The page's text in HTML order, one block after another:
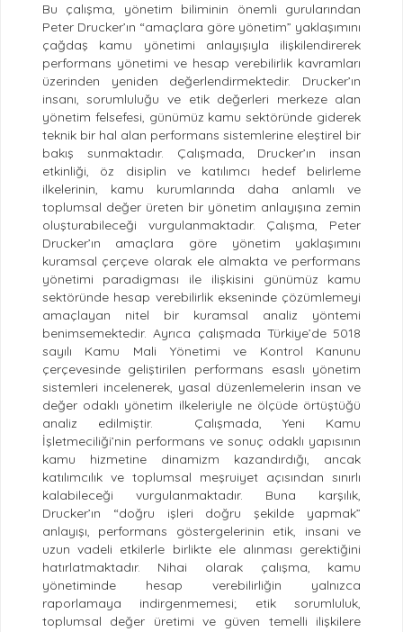
Bu çalışma, yönetim biliminin önemli gurularından
Peter Drucker’ın “amaçlara göre yönetim” yaklaşımını
çağdaş kamu yönetimi anlayışıyla ilişkilendirerek
performans yönetimi ve hesap verebilirlik kavramları
üzerinden yeniden değerlendirmektedir. Drucker’ın
insanı, sorumluluğu ve etik değerleri merkeze alan
yönetim felsefesi, günümüz kamu sektöründe giderek
teknik bir hal alan performans sistemlerine eleştirel bir
bakış sunmaktadır. Çalışmada, Drucker’ın insan
etkinliği, öz disiplin ve katılımcı hedef belirleme
ilkelerinin, kamu kurumlarında daha anlamlı ve
toplumsal değer üreten bir yönetim anlayışına zemin
oluşturabileceği vurgulanmaktadır. Çalışma, Peter
Drucker’ın amaçlara göre yönetim yaklaşımını
kuramsal çerçeve olarak ele almakta ve performans
yönetimi paradigması ile ilişkisini günümüz kamu
sektöründe hesap verebilirlik ekseninde çözümlemeyi
amaçlayan nitel bir kuramsal analiz yöntemi
benimsemektedir. Ayrıca çalışmada Türkiye’de 5018
sayılı Kamu Mali Yönetimi ve Kontrol Kanunu
çerçevesinde geliştirilen performans esaslı yönetim
sistemleri incelenerek, yasal düzenlemelerin insan ve
değer odaklı yönetim ilkeleriyle ne ölçüde örtüştüğü
analiz edilmiştir. Çalışmada, Yeni Kamu
İşletmeciliği’nin performans ve sonuç odaklı yapısının
kamu hizmetine dinamizm kazandırdığı, ancak
katılımcılık ve toplumsal meşruiyet açısından sınırlı
kalabileceği vurgulanmaktadır. Buna karşılık,
Drucker’ın “doğru işleri doğru şekilde yapmak”
anlayışı, performans göstergelerinin etik, insani ve
uzun vadeli etkilerle birlikte ele alınması gerektiğini
hatırlatmaktadır. Nihai olarak çalışma, kamu
yönetiminde hesap verebilirliğin yalnızca
raporlamaya indirgenmemesi; etik sorumluluk,
toplumsal değer üretimi ve güven temelli ilişkilere